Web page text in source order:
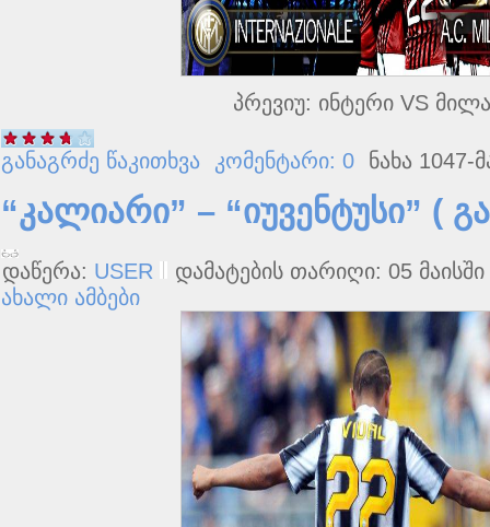
პრევიუ: ინტერი VS
განაგრძე წაკითხვა კომენტარი: 0 ნახა 1047-
“კალიარი” – “იუვენტუსი” (
დაწერა: USER
დამატების თარიღი: 05
ახალი ამბები